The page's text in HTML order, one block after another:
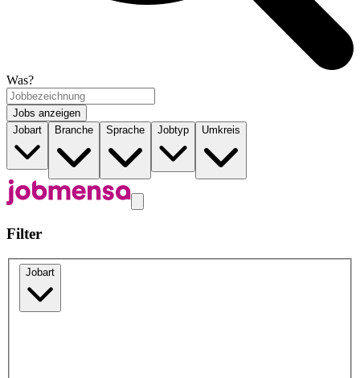
Was?
Jobs anzeigen
Jobart
Branche Sprache Jobtyp Umkreis
Filter
Jobart